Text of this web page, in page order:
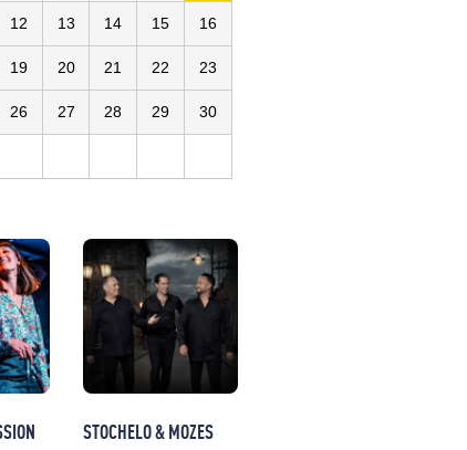
12 13 14 15 16
19 20 21 22 23
26 27 28 29 30
STOCHELO & MOZES